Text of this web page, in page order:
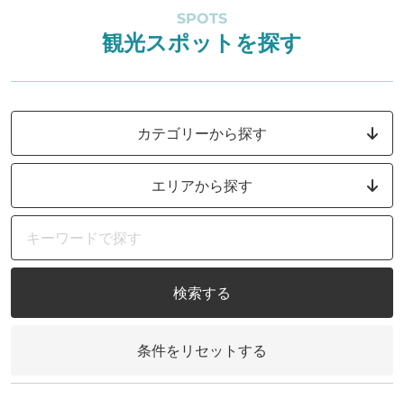
SPOTS
観光スポットを探す
カテゴリーから探す
エリアから探す
検索する
条件をリセットする